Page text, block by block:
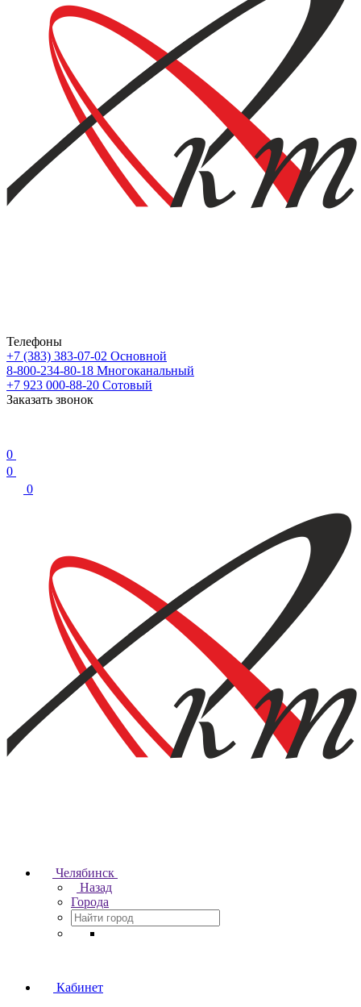
Телефоны
+7 (383) 383-07-02 Основной
8-800-234-80-18 Многоканальный
+7 923 000-88-20 Сотовый
Заказать звонок
0
0
0
Челябинск
Назад
Города
Кабинет